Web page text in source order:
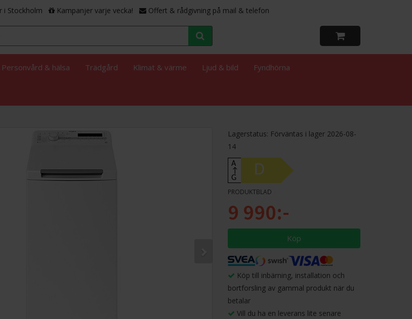
i Stockholm Kampanjer varje vecka! Offert & rådgivning på mail & telefon
Personvård & hälsa Trädgård Klimat & värme Ljud & bild Fyndhörna
Lagerstatus: Förväntas i lager 2026-08-
14
A
↑
G
D
PRODUKTBLAD
9 990:-
Köp
Köp till inbärning, installation och
bortforsling av gammal produkt när du
betalar
Vill du ha en leverans lite senare